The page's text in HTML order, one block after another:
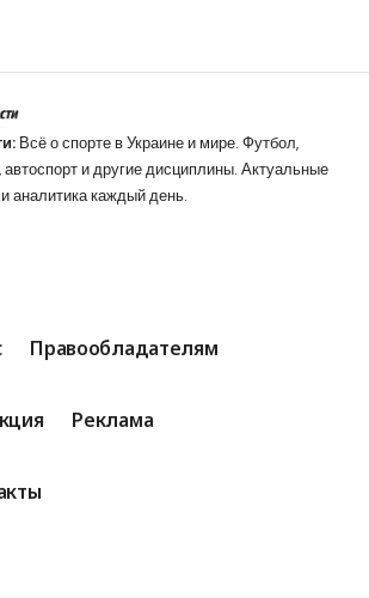
Всё о спорте в Украине и мире. Футбол,
автоспорт и другие дисциплины. Актуальные
аналитика каждый день.
Правообладателям
Реклама